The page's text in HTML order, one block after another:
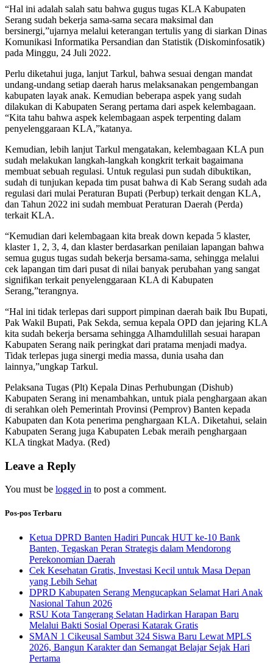
“Hal ini adalah salah satu bahwa gugus tugas KLA Kabupaten
Serang sudah bekerja sama-sama secara maksimal dan
bersinergi,”ujarnya melalui keterangan tertulis yang di siarkan Dinas
Komunikasi Informatika Persandian dan Statistik (Diskominfosatik)
pada Minggu, 24 Juli 2022.
Perlu diketahui juga, lanjut Tarkul, bahwa sesuai dengan mandat
undang-undang setiap daerah harus melaksanakan pengembangan
kabupaten layak anak. Kemudian beberapa aspek yang sudah
dilakukan di Kabupaten Serang pertama dari aspek kelembagaan.
“Kita tahu bahwa aspek kelembagaan aspek terpenting dalam
penyelenggaraan KLA,”katanya.
Kemudian, lebih lanjut Tarkul mengatakan, kelembagaan KLA pun
sudah melakukan langkah-langkah kongkrit terkait bagaimana
membuat sebuah regulasi. Untuk regulasi pun sudah dibuktikan,
sudah di tunjukan kepada tim pusat bahwa di Kab Serang sudah ada
regulasi dari mulai Peraturan Bupati (Perbup) terkait dengan KLA,
dan Tahun 2022 ini sudah membuat Peraturan Daerah (Perda)
terkait KLA.
“Kemudian dari kelembagaan kita break down kepada 5 klaster,
klaster 1, 2, 3, 4, dan klaster berdasarkan penilaian lapangan bahwa
semua gugus tugas sudah bekerja bersama-sama, sehingga melalui
cek lapangan tim dari pusat di nilai banyak perubahan yang sangat
signifikan terkait penyelenggaraan KLA di Kabupaten
Serang,”terangnya.
“Hal ini tidak terlepas dari support pimpinan daerah baik Ibu Bupati,
Pak Wakil Bupati, Pak Sekda, semua kepala OPD dan jejaring KLA
kita sudah bekerja bersama sehingga Alhamdulillah sesuai harapan
Kabupaten Serang naik peringkat dari pratama menjadi madya.
Tidak terlepas juga sinergi media massa, dunia usaha dan
lainnya,”ungkap Tarkul.
Pelaksana Tugas (Plt) Kepala Dinas Perhubungan (Dishub)
Kabupaten Serang ini menambahkan, untuk piala penghargaan akan
di serahkan oleh Pemerintah Provinsi (Pemprov) Banten kepada
Kabupaten dan Kota penerima penghargaan KLA. Diketahui, selain
Kabupaten Serang juga Kabupaten Lebak meraih penghargaan
KLA tingkat Madya. (Red)
Leave a Reply
You must be logged in to post a comment.
Pos-pos Terbaru
Ketua DPRD Banten Hadiri Puncak HUT ke-10 Bank
Banten, Tegaskan Peran Strategis dalam Mendorong
Perekonomian Daerah
Cek Kesehatan Gratis, Investasi Kecil untuk Masa Depan
yang Lebih Sehat
DPRD Kabupaten Serang Mengucapkan Selamat Hari Anak
Nasional Tahun 2026
RSU Kota Tangerang Selatan Hadirkan Harapan Baru
Melalui Bakti Sosial Operasi Katarak Gratis
SMAN 1 Cikeusal Sambut 324 Siswa Baru Lewat MPLS
2026, Bangun Karakter dan Semangat Belajar Sejak Hari
Pertama